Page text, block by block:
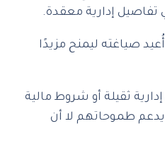
إدارية معقدة.
صياغته ليمنح مزيدًا
ثقيلة أو شروط مالية
طموحاتهم لا أن